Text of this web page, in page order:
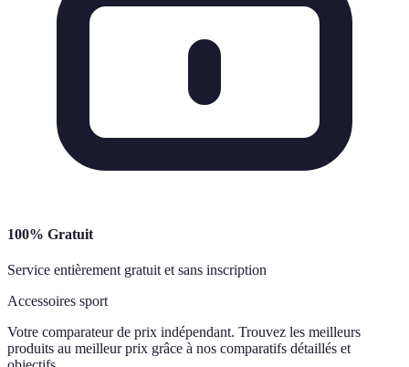
100% Gratuit
Service entièrement gratuit et sans inscription
Accessoires sport
Votre comparateur de prix indépendant. Trouvez les meilleurs
produits au meilleur prix grâce à nos comparatifs détaillés et